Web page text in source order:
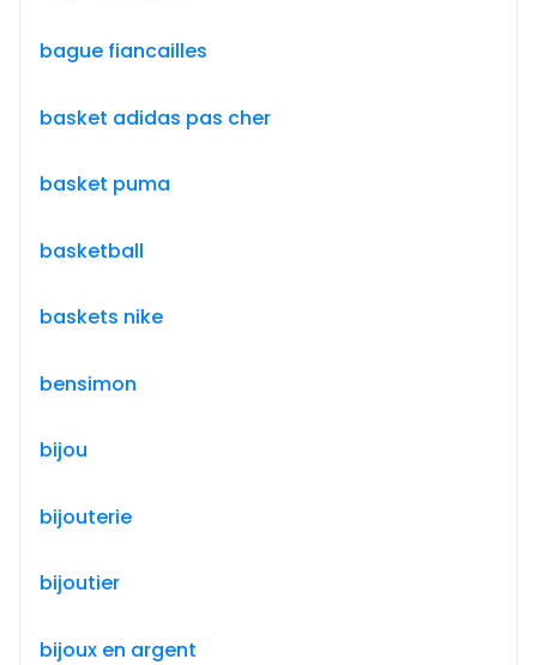
bague fiancailles
basket adidas pas cher
basket puma
basketball
baskets nike
bensimon
bijou
bijouterie
bijoutier
bijoux en argent